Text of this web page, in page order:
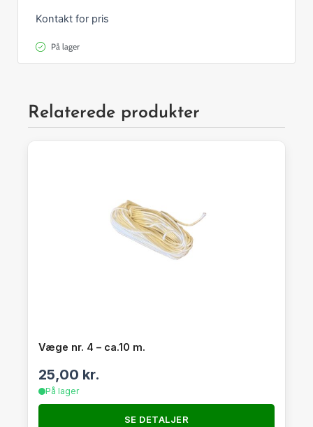
Kontakt for pris
På lager
Relaterede produkter
Væge nr. 4 – ca.10 m.
25,00 kr.
På lager
SE DETALJER